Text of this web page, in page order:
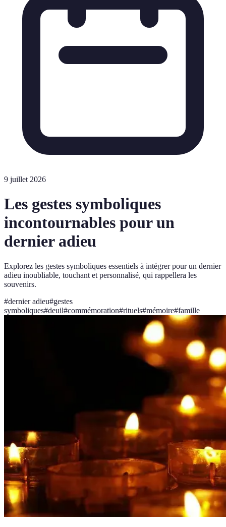
9 juillet 2026
Les gestes symboliques
incontournables pour un
dernier adieu
Explorez les gestes symboliques essentiels à intégrer pour un dernier
adieu inoubliable, touchant et personnalisé, qui rappellera les
souvenirs.
#dernier adieu#gestes
symboliques#deuil#commémoration#rituels#mémoire#famille